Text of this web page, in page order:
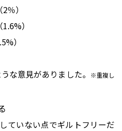
（2％）
（1.6%）
）
な意見がありました。
※重複し
ていない点でギルトフリーだ